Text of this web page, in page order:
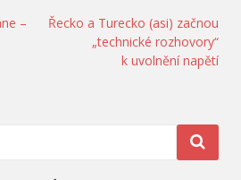
–
Řecko a Turecko (asi) začnou
„technické rozhovory“
k uvolnění napětí